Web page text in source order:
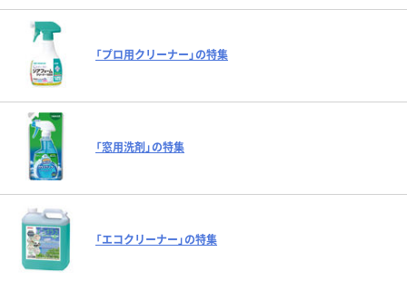
「プロ用クリーナー」の特集
「窓用洗剤」の特集
「エコクリーナー」の特集